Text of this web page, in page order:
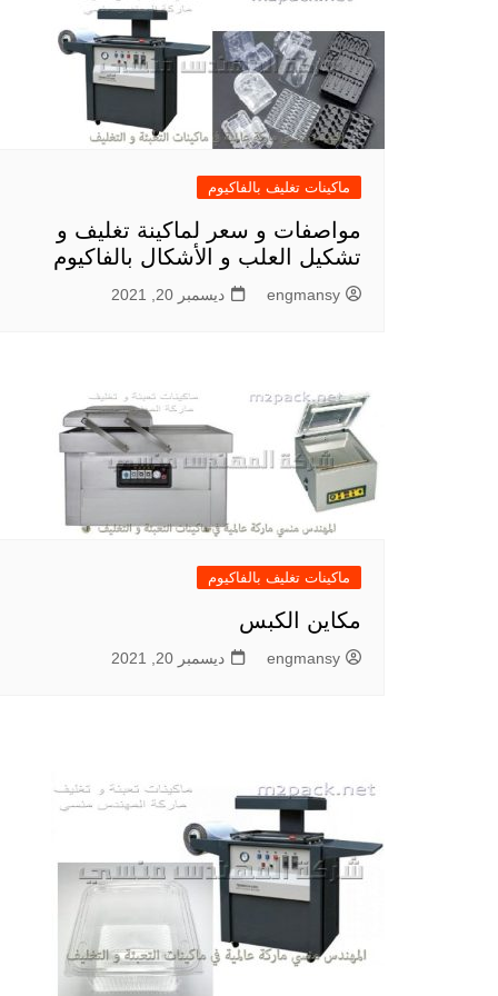
ماكينات تغليف بالفاكيوم
مواصفات و سعر لماكينة تغليف و
تشكيل العلب و الأشكال بالفاكيوم
engmansy ديسمبر 20, 2021
ماكينات تغليف بالفاكيوم
مكاين الكبس
engmansy ديسمبر 20, 2021